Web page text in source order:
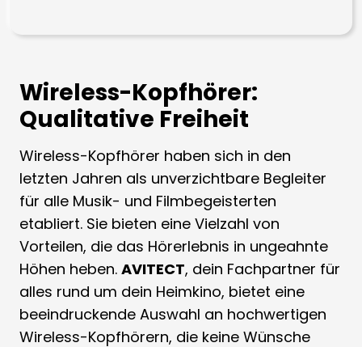
Wireless-Kopfhörer:
Qualitative Freiheit
Wireless-Kopfhörer haben sich in den
letzten Jahren als unverzichtbare Begleiter
für alle Musik- und Filmbegeisterten
etabliert. Sie bieten eine Vielzahl von
Vorteilen, die das Hörerlebnis in ungeahnte
Höhen heben. AVITECT, dein Fachpartner für
alles rund um dein Heimkino, bietet eine
beeindruckende Auswahl an hochwertigen
Wireless-Kopfhörern, die keine Wünsche